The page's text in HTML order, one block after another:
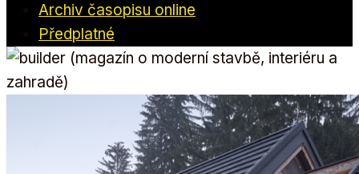
Archiv časopisu online
Předplatné